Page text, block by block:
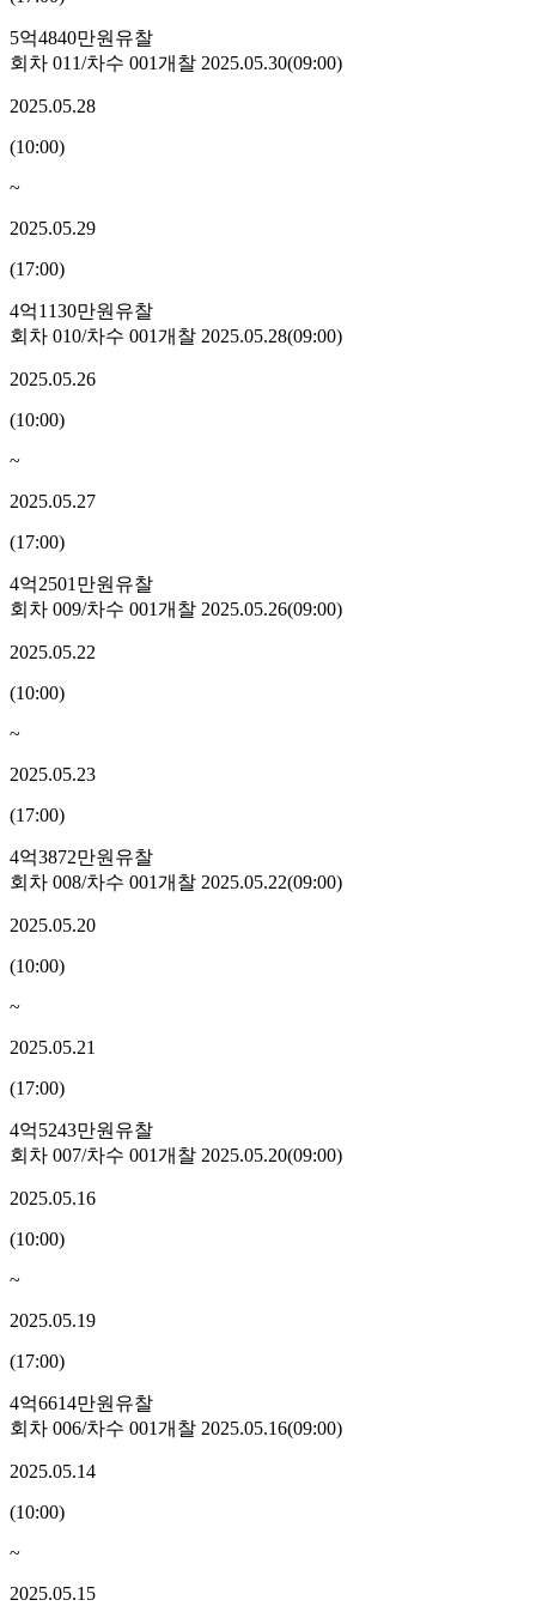
5억4840만원 유찰
회차 011/차수 001개찰 2025.05.30(09:00)
2025.05.28
(10:00)
~
2025.05.29
(17:00)
4억1130만원 유찰
회차 010/차수 001개찰 2025.05.28(09:00)
2025.05.26
(10:00)
~
2025.05.27
(17:00)
4억2501만원 유찰
회차 009/차수 001개찰 2025.05.26(09:00)
2025.05.22
(10:00)
~
2025.05.23
(17:00)
4억3872만원 유찰
회차 008/차수 001개찰 2025.05.22(09:00)
2025.05.20
(10:00)
~
2025.05.21
(17:00)
4억5243만원 유찰
회차 007/차수 001개찰 2025.05.20(09:00)
2025.05.16
(10:00)
~
2025.05.19
(17:00)
4억6614만원 유찰
회차 006/차수 001개찰 2025.05.16(09:00)
2025.05.14
(10:00)
~
2025.05.15